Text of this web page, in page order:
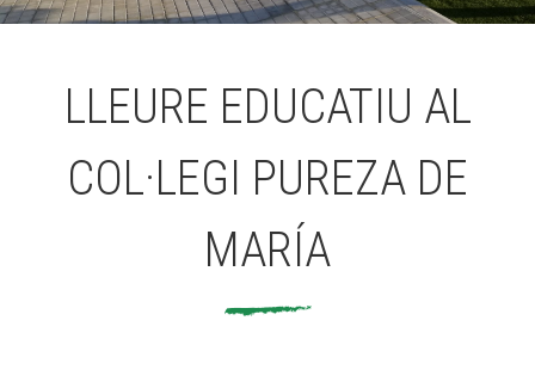
LLEURE EDUCATIU AL
COL·LEGI PUREZA DE
MARÍA
ACCIÓ SOCIAL I JOVES
ESPLAIS